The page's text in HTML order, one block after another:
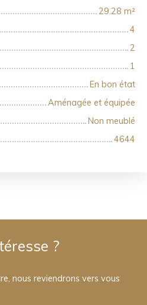
29.28 m²
4
2
1
En bon état
Aménagée et équipée
Non meublé
4644
?
nous reviendrons vers vous